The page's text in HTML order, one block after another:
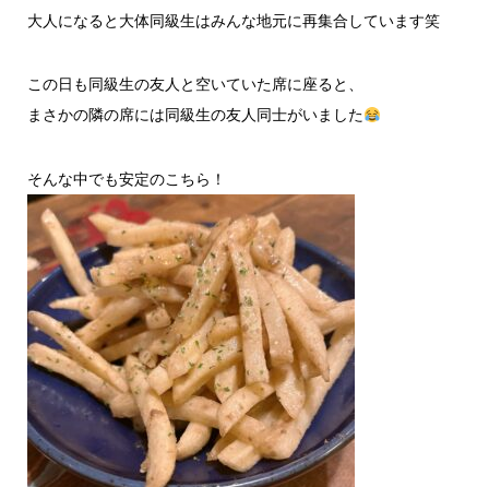
大人になると大体同級生はみんな地元に再集合しています笑
この日も同級生の友人と空いていた席に座ると、
まさかの隣の席には同級生の友人同士がいました
そんな中でも安定のこちら！